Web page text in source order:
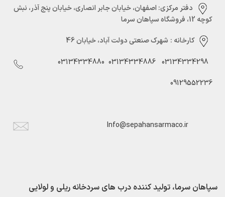
دفتر مرکزی:‌ اصفهان، خیابان جابر انصاری، خیابان پنج آذر، نبش
کوچه 12، فروشگاه سپاهان سرما
کارخانه : شهرک صنعتی دولت آباد، خیابان 46
03134334298
03134334886
03134334880
09129552236
Info@sepahansarmaco.ir
سپاهان سرما، تولید کننده درب های سردخانه ریلی و لولایی